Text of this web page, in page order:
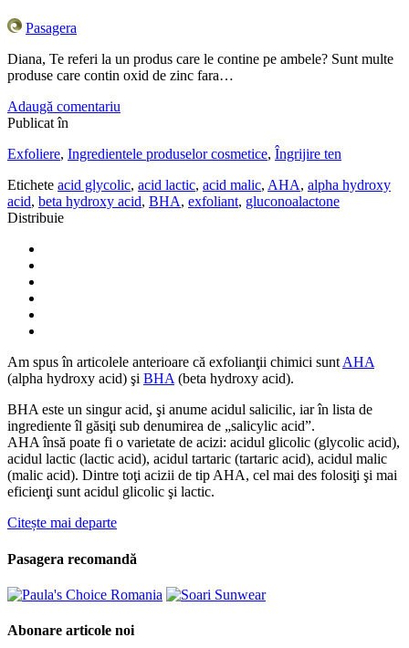
Pasagera
Diana, Te referi la un produs care le contine pe ambele? Sunt multe
produse care contin oxid de zinc fara…
Adaugă comentariu
Publicat în
Exfoliere, Ingredientele produselor cosmetice, Îngrijire ten
Etichete acid glycolic, acid lactic, acid malic, AHA, alpha hydroxy
acid, beta hydroxy acid, BHA, exfoliant, gluconoalactone
Distribuie
Am spus în articolele anterioare că exfolianţii chimici sunt AHA
(alpha hydroxy acid) şi BHA (beta hydroxy acid).
BHA este un singur acid, şi anume acidul salicilic, iar în lista de
ingrediente îl găsiţi sub denumirea de „salicylic acid”.
AHA însă poate fi o varietate de acizi: acidul glicolic (glycolic acid),
acidul lactic (lactic acid), acidul tartaric (tartaric acid), acidul malic
(malic acid). Dintre toţi acizii de tip AHA, cel mai des folosiţi şi mai
eficienţi sunt acidul glicolic şi lactic.
Citește mai departe
Pasagera recomandă
Abonare articole noi